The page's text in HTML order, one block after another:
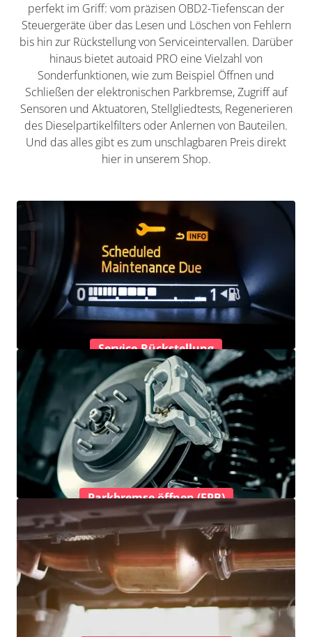
perfekt im Griff: vom präzisen OBD2-Tiefenscan der
Steuergeräte über das Lesen und Löschen von Fehlern
bis hin zur Rückstellung von Serviceintervallen. Darüber
hinaus bietet autoaid PRO eine Vielzahl von
Sonderfunktionen, wie zum Beispiel Öffnen und
Schließen der elektronischen Parkbremse, Zugriff auf
Sensoren und Aktuatoren, Stellgliedtests, Regenerieren
des Dieselpartikelfilters oder Anlernen von Bauteilen.
Und das alles gibt es zum unschlagbaren Preis direkt
hier in unserem Shop.
Service-Rückstellung
Parkbremse öffnen (EPB)